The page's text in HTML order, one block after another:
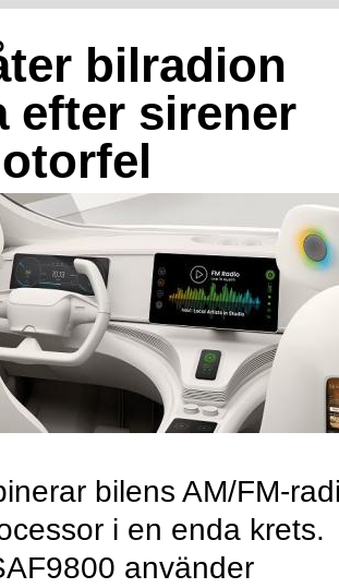
bilradion
efter sirener
bilens AM/FM-
i en enda krets.
använder